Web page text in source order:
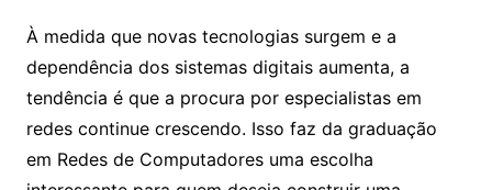
À medida que novas tecnologias surgem e a
dependência dos sistemas digitais aumenta, a
tendência é que a procura por especialistas em
redes continue crescendo. Isso faz da graduação
em Redes de Computadores uma escolha